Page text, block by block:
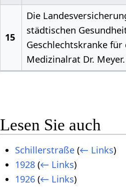
15
Die
städtischen
Geschlechtskranke
Medizinalrat Dr. Meyer.
Lesen Sie auch
Schillerstraße (← Links)
1928 (← Links)
1926 (← Links)